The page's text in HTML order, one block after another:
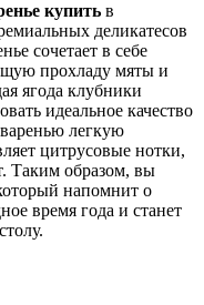
купить в
деликатесов
сочетает в себе
прохладу мяты и
ягода клубники
идеальное качество
легкую
цитрусовые нотки,
Таким образом, вы
напомнит о
время года и станет